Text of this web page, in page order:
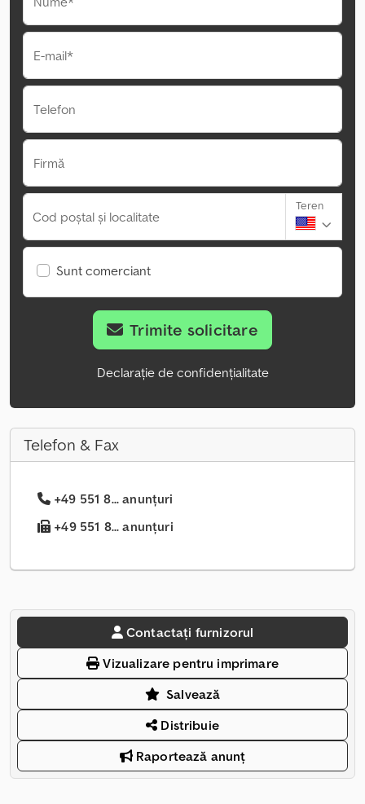
E-mail*
Telefon
Firmă
Cod poștal și localitate
Teren
Sunt comerciant
Trimite solicitare
Declarație de confidențialitate
Telefon & Fax
+49 551 8... anunțuri
+49 551 8... anunțuri
Contactați furnizorul
Vizualizare pentru imprimare
Salvează
Distribuie
Raportează anunț